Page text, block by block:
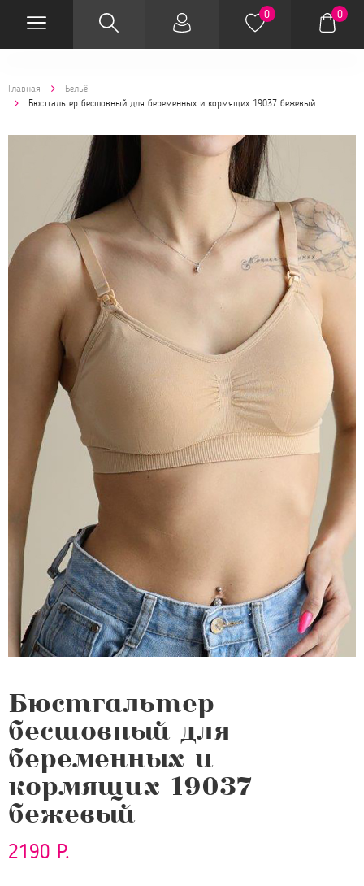
0 0
Главная
Бельё
Бюстгальтер бесшовный для беременных и кормящих 19037 бежевый
Бюстгальтер
бесшовный для
беременных и
кормящих 19037
бежевый
2190 Р.